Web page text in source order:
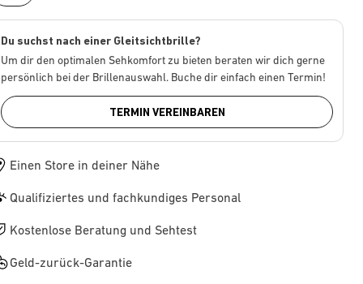
Du suchst nach einer Gleitsichtbrille?
Um dir den optimalen Sehkomfort zu bieten beraten wir dich gerne
persönlich bei der Brillenauswahl. Buche dir einfach einen Termin!
TERMIN VEREINBAREN
Einen Store in deiner Nähe
Qualifiziertes und fachkundiges Personal
Kostenlose Beratung und Sehtest
Geld-zurück-Garantie